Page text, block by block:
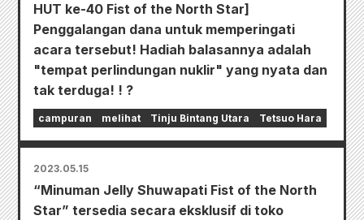
HUT ke-40 Fist of the North Star]
Penggalangan dana untuk memperingati
acara tersebut! Hadiah balasannya adalah
"tempat perlindungan nuklir" yang nyata dan
tak terduga! ! ?
campuran melihat Tinju Bintang Utara Tetsuo Hara
2023.05.15
“Minuman Jelly Shuwapati Fist of the North
Star” tersedia secara eksklusif di toko